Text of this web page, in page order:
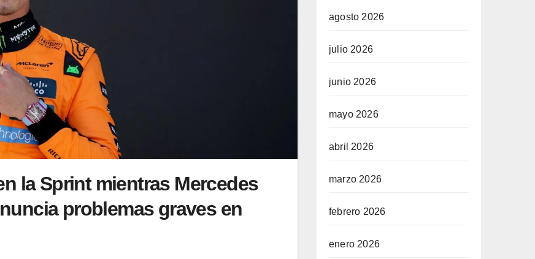
la Sprint mientras Mercedes
problemas graves en
agosto 2026
julio 2026
junio 2026
mayo 2026
abril 2026
marzo 2026
febrero 2026
enero 2026